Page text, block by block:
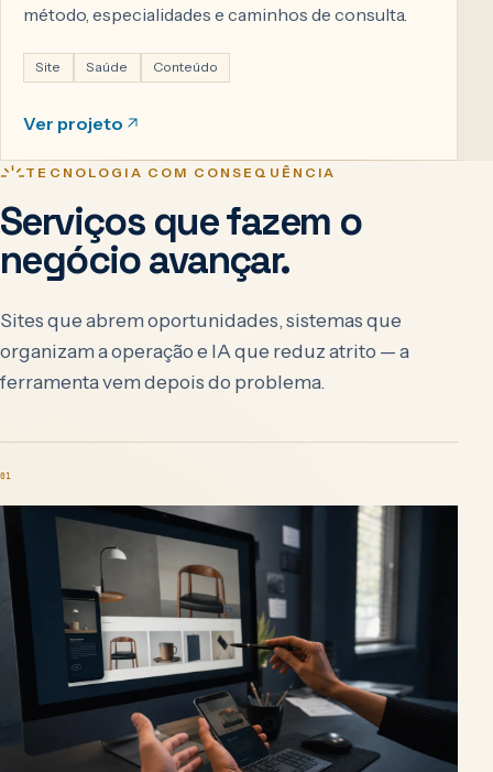
método, especialidades e caminhos de consulta.
Site Saúde Conteúdo
Ver projeto
TECNOLOGIA COM CONSEQUÊNCIA
Serviços que fazem o
negócio avançar.
Sites que abrem oportunidades, sistemas que
organizam a operação e IA que reduz atrito — a
ferramenta vem depois do problema.
01